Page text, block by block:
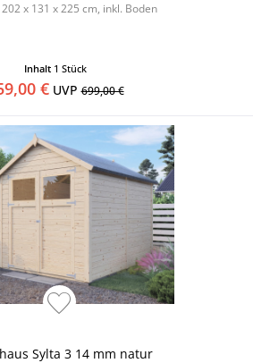
202 x 131 x 225 cm, inkl. Boden
Inhalt 1 Stück
€UVP699,00 €
Sylta 3 14 mm natur